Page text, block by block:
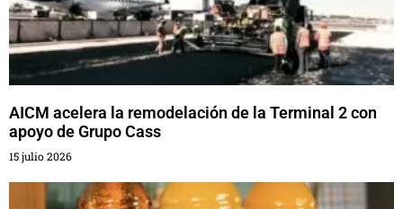
AICM acelera la remodelación de la Terminal 2 con
apoyo de Grupo Cass
15 julio 2026